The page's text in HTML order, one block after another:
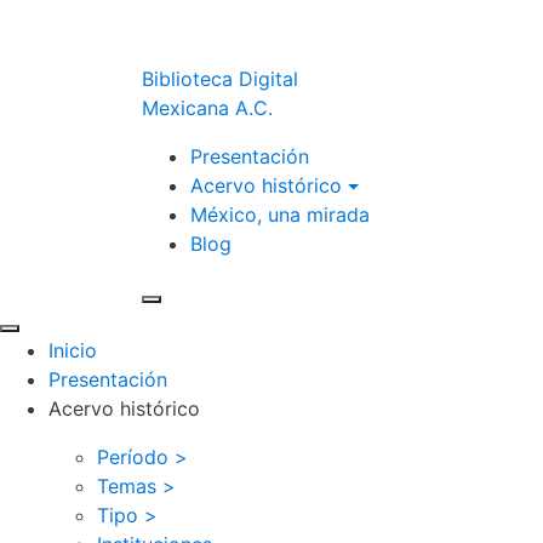
Biblioteca Digital
Mexicana A.C.
Presentación
Acervo histórico
México, una mirada
Blog
Inicio
Presentación
Acervo histórico
Período >
Temas >
Tipo >